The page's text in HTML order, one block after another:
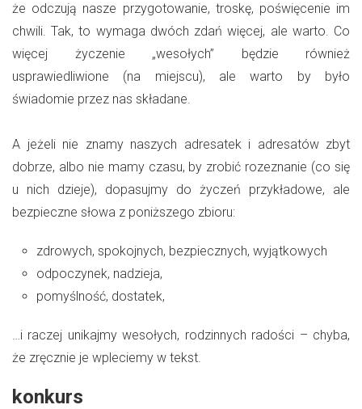
że odczują nasze przygotowanie, troskę, poświęcenie im
chwili. Tak, to wymaga dwóch zdań więcej, ale warto. Co
więcej życzenie „wesołych” będzie również
usprawiedliwione (na miejscu), ale warto by było
świadomie przez nas składane.
A jeżeli nie znamy naszych adresatek i adresatów zbyt
dobrze, albo nie mamy czasu, by zrobić rozeznanie (co się
u nich dzieje), dopasujmy do życzeń przykładowe, ale
bezpieczne słowa z poniższego zbioru:
zdrowych, spokojnych, bezpiecznych, wyjątkowych
odpoczynek, nadzieja,
pomyślność, dostatek,
…i raczej unikajmy wesołych, rodzinnych radości – chyba,
że zręcznie je wpleciemy w tekst.
konkurs